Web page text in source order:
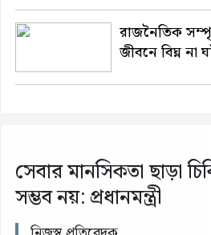
রাজনৈতিক
জীবনে বিঘ্ন না
সেবার মানসিকতা ছাড়া
সম্ভব নয়: প্রধানমন্ত্রী